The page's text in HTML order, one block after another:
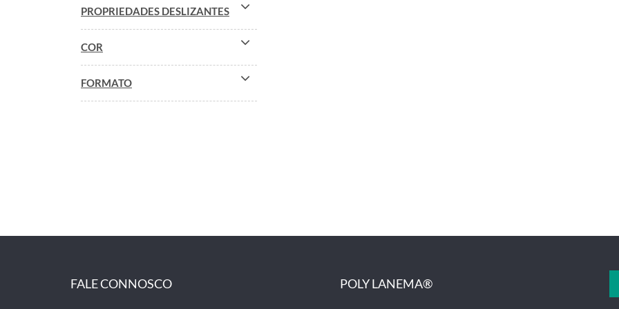
PROPRIEDADES DESLIZANTES
COR
FORMATO
FALE CONNOSCO POLY LANEMA®